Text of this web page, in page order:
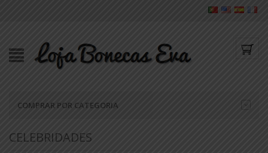
COMPRAR POR CATEGORIA
CELEBRIDADES